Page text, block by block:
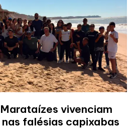
vivenciam
falésias capixabas